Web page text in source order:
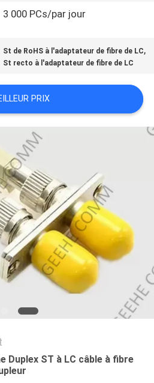
3 000 PCs/par jour
St de RoHS à l'adaptateur de fibre de LC,
St recto à l'adaptateur de fibre de LC
PRIX
Duplex ST à LC câble à fibre